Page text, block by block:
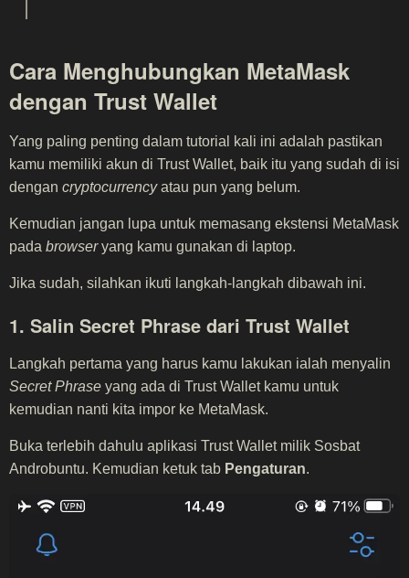
Cara Menghubungkan MetaMask
dengan Trust Wallet
Yang paling penting dalam tutorial kali ini adalah pastikan
kamu memiliki akun di Trust Wallet, baik itu yang sudah di isi
dengan cryptocurrencyatau pun yang belum.
Kemudian jangan lupa untuk memasang ekstensi MetaMask
pada browseryang kamu gunakan di laptop.
Jika sudah, silahkan ikuti langkah-langkah dibawah ini.
1. Salin Secret Phrase dari Trust Wallet
Langkah pertama yang harus kamu lakukan ialah menyalin
Secret Phrase yang ada di Trust Wallet kamu untuk
kemudian nanti kita impor ke MetaMask.
Buka terlebih dahulu aplikasi Trust Wallet milik Sosbat
Androbuntu. Kemudian ketuk tab Pengaturan.